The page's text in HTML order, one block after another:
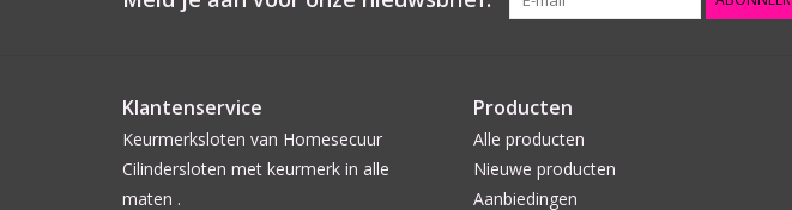
Klantenservice
Keurmerksloten van Homesecuur
Cilindersloten met keurmerk in alle
maten .
Producten
Alle producten
Nieuwe producten
Aanbiedingen